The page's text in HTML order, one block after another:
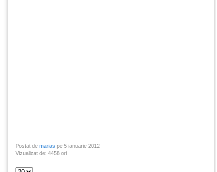
Postat de marias pe 5 ianuarie 2012
Vizualizat de: 4458 ori